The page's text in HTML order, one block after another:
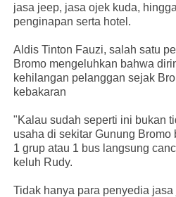
jasa jeep, jasa ojek kuda,
penginapan serta hotel.
Aldis Tinton Fauzi, salah satu
Bromo mengeluhkan bahwa
kehilangan pelanggan sejak
kebakaran
"Kalau sudah seperti ini bukan
usaha di sekitar Gunung Bromo
1 grup atau 1 bus langsung
keluh Rudy.
Tidak hanya para penyedia